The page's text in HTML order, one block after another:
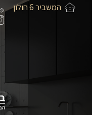
המשביר 6 חולון